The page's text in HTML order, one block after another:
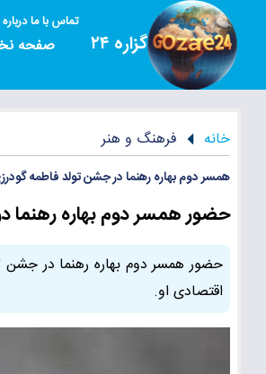
گزاره ۲۴
تماس با ما
صفحه
خانه فرهنگ و هنر
همسر دوم بهاره رهنما در جشن تولد فاطمه
حضور همسر دوم بهاره
حضور همسر دوم بهاره رهنما در جشن
اقتصادی او.